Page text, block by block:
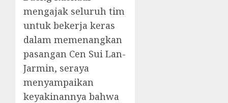
mengajak seluruh tim
untuk bekerja keras
dalam memenangkan
pasangan Cen Sui Lan-
Jarmin, seraya
menyampaikan
keyakinannya bahwa